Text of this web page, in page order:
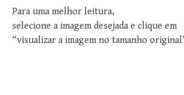
Para uma melhor leitura,
selecione a imagem desejada e clique em
“visualizar a imagem no tamanho